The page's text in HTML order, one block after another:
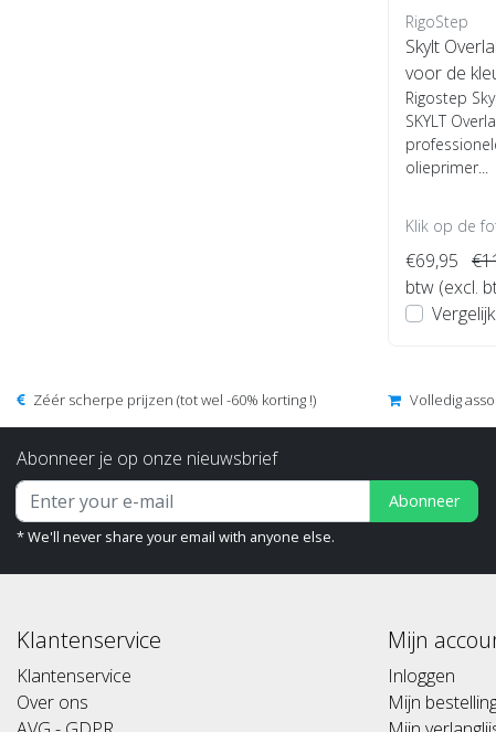
RigoStep
Skylt
voor de
Rigostep
SKYLT
olieprimer...
Klik op de
€69,95
btw (excl.
Vergelijk
Zéér scherpe prijzen (tot wel -60% korting !) Volledig
Abonneer je op onze nieuwsbrief
Abonneer
* We'll never share your email with anyone else.
Klantenservice
Klantenservice
Over ons
Mijn
Inloggen
Mijn